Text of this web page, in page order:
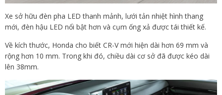
Xe sở hữu đèn pha LED thanh mảnh, lưới tản nhiệt hình thang
mới, đèn hậu LED nổi bật hơn và cụm ống xả được tái thiết kế.
Về kích thước, Honda cho biết CR-V mới hiện dài hơn 69 mm và
rộng hơn 10 mm. Trong khi đó, chiều dài cơ sở đã được kéo dài
lên 38mm.